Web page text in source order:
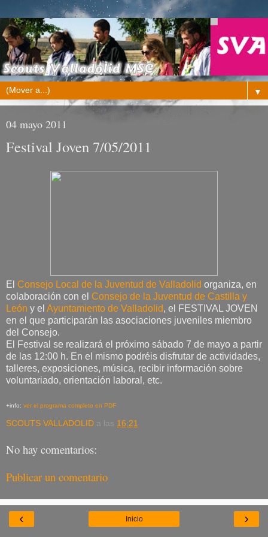
▼
04 mayo 2011
Festival Joven 7/05/2011
El Consejo Local de la Juventud de Valladolid organiza, en
colaboración con el Consejo de la Juventud de Castilla y
León y el Ayuntamiento de Valladolid, el FESTIVAL JOVEN
en el que participarán las asociaciones juveniles miembro
del Consejo.
El Festival se realizará el próximo sábado 7 de mayo a partir
de las 12:00 h. En el mismo podréis disfrutar de actividades,
talleres, exposiciones, música, recibir información sobre
voluntariado, orientación laboral, etc.
+info: ver el programa completo en PDF
SCOUTS VALLADOLID a las 16:21
No hay comentarios:
Publicar un comentario
‹ ›
Inicio